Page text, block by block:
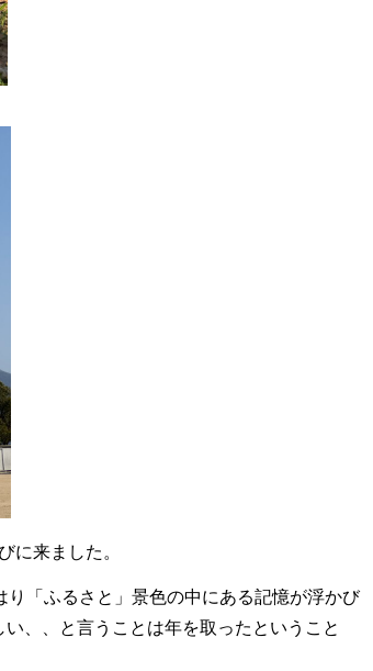
に来ました。
「ふるさと」景色の中にある記憶が浮かび
、、と言うことは年を取ったということ